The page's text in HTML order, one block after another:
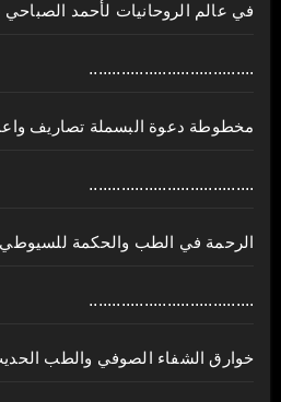
في عالم الروحانيات لأحمد
....................................
مخطوطة دعوة البسملة تصاريف
....................................
الرحمة في الطب والحكمة
....................................
خوارق الشفاء الصوفي والطب